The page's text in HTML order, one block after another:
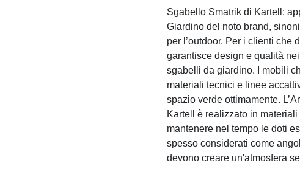
Sgabello Smatrik di Kartell:
Giardino del noto brand,
per l’outdoor. Per i clienti che
garantisce design e qualità
sgabelli da giardino. I mobili
materiali tecnici e linee
spazio verde ottimamente.
Kartell è realizzato in
mantenere nel tempo le doti
spesso considerati come
devono creare un'atmosfera